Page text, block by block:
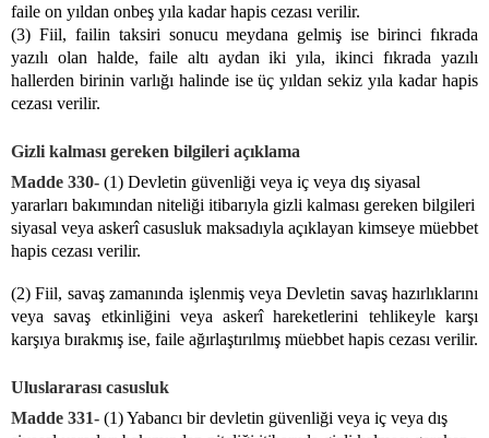
faile on yıldan onbeş yıla kadar hapis cezası verilir.
(3) Fiil, failin taksiri sonucu meydana gelmiş ise birinci fıkrada
yazılı olan halde, faile altı aydan iki yıla, ikinci fıkrada yazılı
hallerden birinin varlığı halinde ise üç yıldan sekiz yıla kadar hapis
cezası verilir.
Gizli kalması gereken bilgileri açıklama
Madde 330- (1) Devletin güvenliği veya iç veya dış siyasal
yararları bakımından niteliği itibarıyla gizli kalması gereken bilgileri
siyasal veya askerî casusluk maksadıyla açıklayan kimseye müebbet
hapis cezası verilir.
(2) Fiil, savaş zamanında işlenmiş veya Devletin savaş hazırlıklarını
veya savaş etkinliğini veya askerî hareketlerini tehlikeyle karşı
karşıya bırakmış ise, faile ağırlaştırılmış müebbet hapis cezası verilir.
Uluslararası casusluk
Madde 331- (1) Yabancı bir devletin güvenliği veya iç veya dış